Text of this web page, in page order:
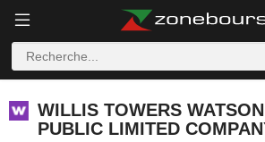
WILLIS TOWERS WATSON
PUBLIC LIMITED